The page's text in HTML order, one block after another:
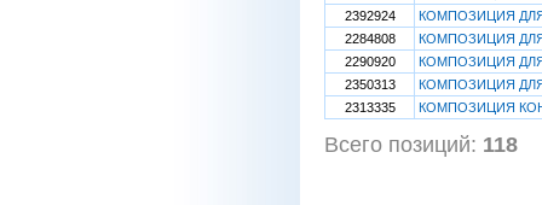
2392924
КОМПОЗИЦИЯ
2284808
КОМПОЗИЦИЯ
2290920
КОМПОЗИЦИЯ
2350313
КОМПОЗИЦИЯ
2313335
КОМПОЗИЦИЯ
Всего позиций: 118